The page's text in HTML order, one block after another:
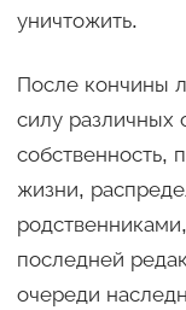
уничтожить.
После кончины
силу различных
жизни,
последней
очереди